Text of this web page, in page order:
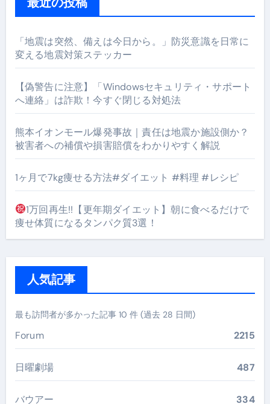
「地震は突然、備えは今日から。」防災意識を日常に
変える地震対策ステッカー
【偽警告に注意】「Windowsセキュリティ・サポート
へ連絡」は詐欺！今すぐ閉じる対処法
熊本イオンモール爆発事故｜責任は地震か施設側か？
被害者への補償や損害賠償をわかりやすく解説
1ヶ月で7kg痩せる方法#ダイエット #料理 #レシピ
1万回再生!!【更年期ダイエット】朝に食べるだけで
痩せ体質になるタンパク質3選！
人気記事
最も訪問者が多かった記事 10 件 (過去 28 日間)
Forum 2215
日曜劇場 487
バウアー 334